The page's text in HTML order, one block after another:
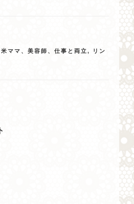
ママ、美容師、仕事と両立,
リン